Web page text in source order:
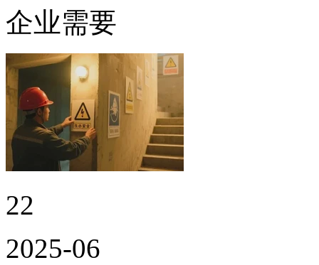
企业需要
22
2025-06